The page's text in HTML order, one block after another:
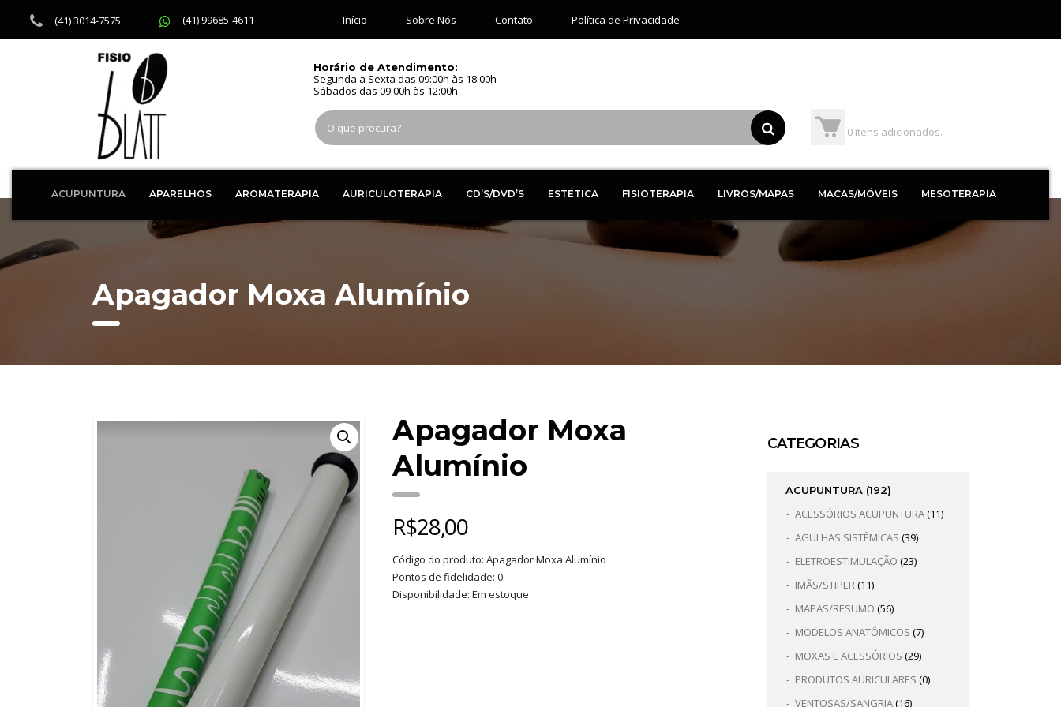
(41) 3014-7575 (41) 99685-4611 Início Sobre Nós Contato Política de Privacidade
0 itens adicionados.
Horário de Atendimento:
Segunda a Sexta das 09:00h às 18:00h
Sábados das 09:00h às 12:00h
ACUPUNTURA APARELHOS AROMATERAPIA AURICULOTERAPIA CD’S/DVD’S ESTÉTICA FISIOTERAPIA LIVROS/MAPAS MACAS/MÓVEIS MESOTERAPIA
Apagador Moxa Alumínio
Apagador Moxa
Alumínio
R$28,00
Código do produto: Apagador Moxa Alumínio
Pontos de fidelidade: 0
Disponibilidade: Em estoque
CATEGORIAS
ACUPUNTURA (192)
ACESSÓRIOS ACUPUNTURA(11)
AGULHAS SISTÊMICAS (39)
ELETROESTIMULAÇÃO (23)
IMÃS/STIPER(11)
MAPAS/RESUMO (56)
MODELOS ANATÔMICOS (7)
MOXAS E ACESSÓRIOS (29)
PRODUTOS AURICULARES (0)
VENTOSAS/SANGRIA(16)